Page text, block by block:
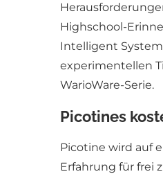
Highschool-
Intelligent
experimentellen
WarioWare-Serie.
Picotines
Picotine wird auf
Erfahrung für frei